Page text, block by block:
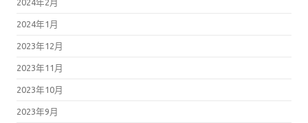
2024年2月
2024年1月
2023年12月
2023年11月
2023年10月
2023年9月